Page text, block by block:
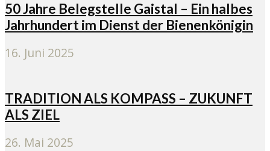
50 Jahre Belegstelle Gaistal – Ein halbes
Jahrhundert im Dienst der Bienenkönigin
16. Juni 2025
TRADITION ALS KOMPASS – ZUKUNFT
ALS ZIEL
26. Mai 2025